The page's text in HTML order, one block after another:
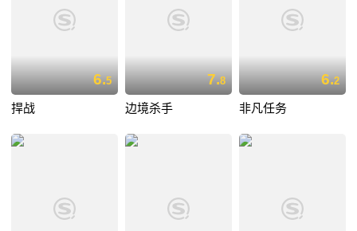
6.5
捍战
7.8
边境杀手
6.2
非凡任务